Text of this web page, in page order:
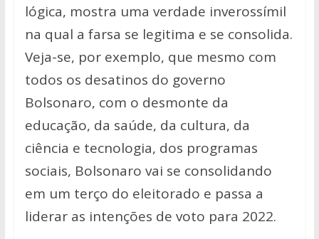
lógica, mostra uma verdade inverossímil
na qual a farsa se legitima e se consolida.
Veja-se, por exemplo, que mesmo com
todos os desatinos do governo
Bolsonaro, com o desmonte da
educação, da saúde, da cultura, da
ciência e tecnologia, dos programas
sociais, Bolsonaro vai se consolidando
em um terço do eleitorado e passa a
liderar as intenções de voto para 2022.